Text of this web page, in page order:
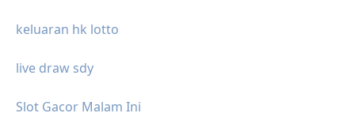
keluaran hk lotto
live draw sdy
Slot Gacor Malam Ini